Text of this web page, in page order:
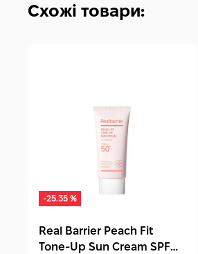
Схожі товари:
-25.35 %
Real Barrier Peach Fit
Tone-Up Sun Cream SPF